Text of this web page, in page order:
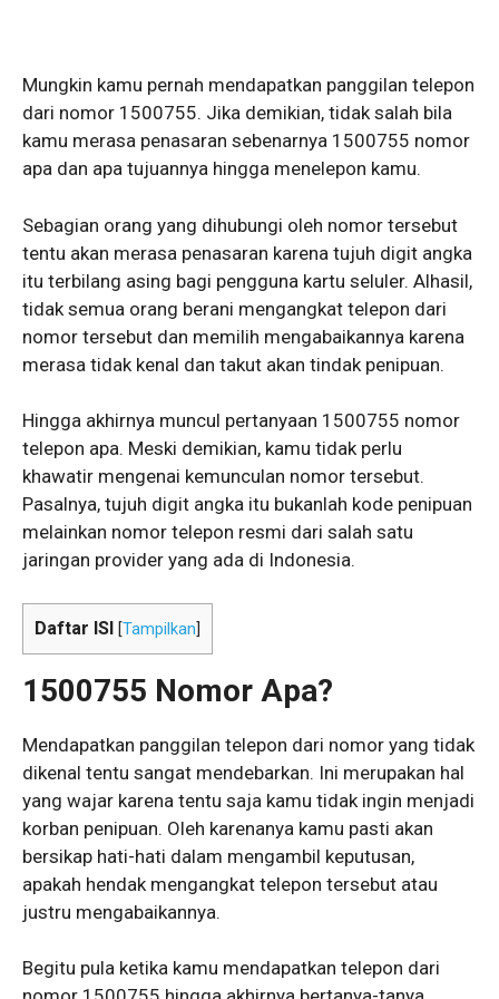
Mungkin kamu pernah mendapatkan panggilan telepon
dari nomor 1500755. Jika demikian, tidak salah bila
kamu merasa penasaran sebenarnya 1500755 nomor
apa dan apa tujuannya hingga menelepon kamu.
Sebagian orang yang dihubungi oleh nomor tersebut
tentu akan merasa penasaran karena tujuh digit angka
itu terbilang asing bagi pengguna kartu seluler. Alhasil,
tidak semua orang berani mengangkat telepon dari
nomor tersebut dan memilih mengabaikannya karena
merasa tidak kenal dan takut akan tindak penipuan.
Hingga akhirnya muncul pertanyaan 1500755 nomor
telepon apa. Meski demikian, kamu tidak perlu
khawatir mengenai kemunculan nomor tersebut.
Pasalnya, tujuh digit angka itu bukanlah kode penipuan
melainkan nomor telepon resmi dari salah satu
jaringan provider yang ada di Indonesia.
Daftar ISI [Tampilkan
1500755 Nomor Apa?
Mendapatkan panggilan telepon dari nomor yang tidak
dikenal tentu sangat mendebarkan. Ini merupakan hal
yang wajar karena tentu saja kamu tidak ingin menjadi
korban penipuan. Oleh karenanya kamu pasti akan
bersikap hati-hati dalam mengambil keputusan,
apakah hendak mengangkat telepon tersebut atau
justru mengabaikannya.
Begitu pula ketika kamu mendapatkan telepon dari